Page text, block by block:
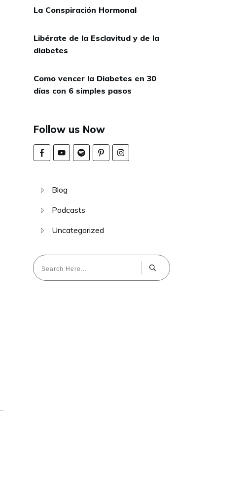
La Conspiración Hormonal
Libérate de la Esclavitud y de la
diabetes
Como vencer la Diabetes en 30
días con 6 simples pasos
Follow us Now
Blog
Podcasts
Uncategorized